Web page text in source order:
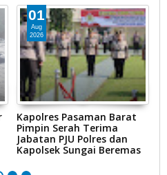
01
Aug
2026
Kapolres Pasaman Barat
Pimpin Serah Terima
Jabatan PJU Polres dan
Kapolsek Sungai Beremas